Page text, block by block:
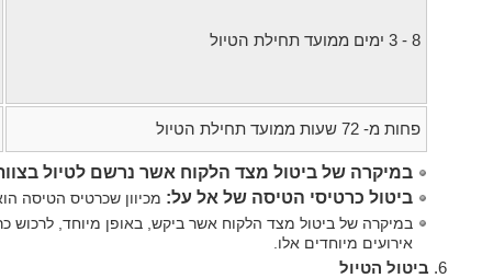
8 - 3 ימים ממועד תחילת הטיול
פחות מ- 72 שעות ממועד תחילת הטיול
במיקרה של ביטול מצד הלקוח אשר נרשם לטיול
ביטול כרטיסי הטיסה של אל על: מכיוון שכרטיס הטיסה
במיקרה של ביטול מצד הלקוח אשר ביקש, באופן מיוחד, לרכוש
אירועים מיוחדים אלו.
ביטול הטיול